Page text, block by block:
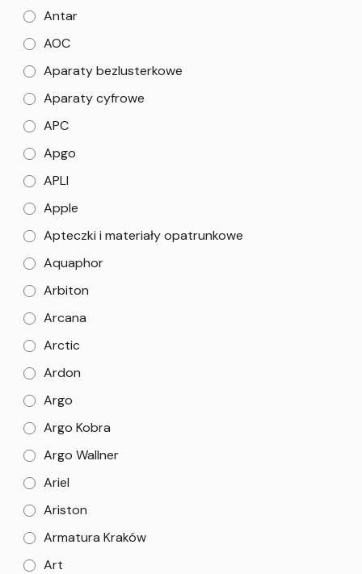
Antar
AOC
Aparaty bezlusterkowe
Aparaty cyfrowe
APC
Apgo
APLI
Apple
Apteczki i materiały opatrunkowe
Aquaphor
Arbiton
Arcana
Arctic
Ardon
Argo
Argo Kobra
Argo Wallner
Ariel
Ariston
Armatura Kraków
Art